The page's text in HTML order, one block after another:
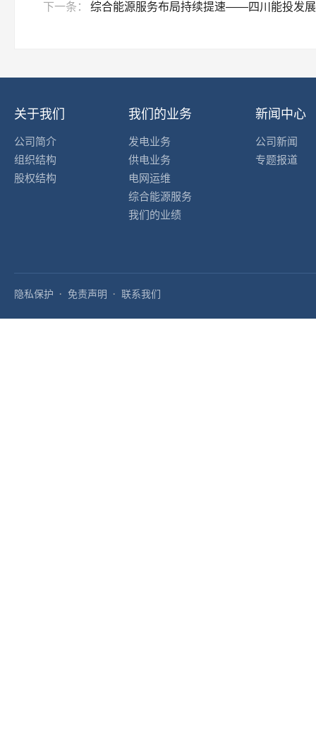
下一条：
综合能源服务布局持续提速——四川能投发
关于我们
公司简介
组织结构
股权结构
我们的业务
发电业务
供电业务
电网运维
综合能源服务
我们的业绩
新闻中心
公司新闻
专题报道
隐私保护 · 免责声明 · 联系我们